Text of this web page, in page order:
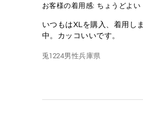
お客様の着用感: ちょうどよい
いつもはXLを購入、着用し
中。カッコいいです。
兎1224男性兵庫県